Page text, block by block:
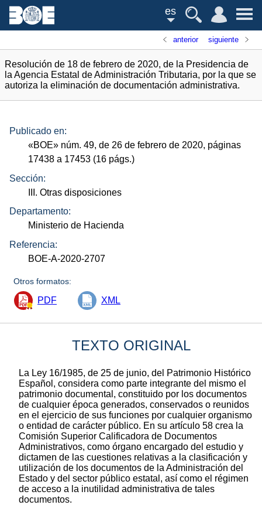
es
anterior siguiente
Resolución de 18 de febrero de 2020, de la Presidencia de
la Agencia Estatal de Administración Tributaria, por la que se
autoriza la eliminación de documentación administrativa.
Publicado en:
«BOE» núm. 49, de 26 de febrero de 2020, páginas
17438 a 17453 (16 págs.)
Sección:
III. Otras disposiciones
Departamento:
Ministerio de Hacienda
Referencia:
BOE-A-2020-2707
Otros formatos:
PDF XML
TEXTO ORIGINAL
La Ley 16/1985, de 25 de junio, del Patrimonio Histórico
Español, considera como parte integrante del mismo el
patrimonio documental, constituido por los documentos
de cualquier época generados, conservados o reunidos
en el ejercicio de sus funciones por cualquier organismo
o entidad de carácter público. En su artículo 58 crea la
Comisión Superior Calificadora de Documentos
Administrativos, como órgano encargado del estudio y
dictamen de las cuestiones relativas a la clasificación y
utilización de los documentos de la Administración del
Estado y del sector público estatal, así como el régimen
de acceso a la inutilidad administrativa de tales
documentos.